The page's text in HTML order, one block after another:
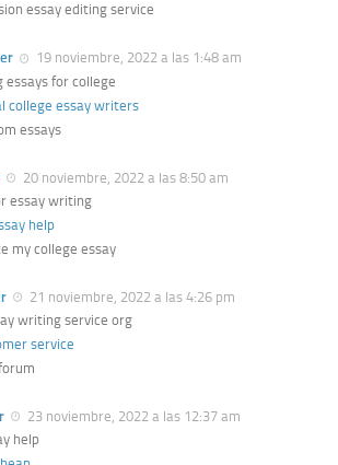
essay editing service
19 noviembre, 2022 a las 1:48 am
essays for college
college essay writers
essays
20 noviembre, 2022 a las 8:50 am
essay writing
help
my college essay
21 noviembre, 2022 a las 4:26 pm
writing service org
service
23 noviembre, 2022 a las 12:37 am
help